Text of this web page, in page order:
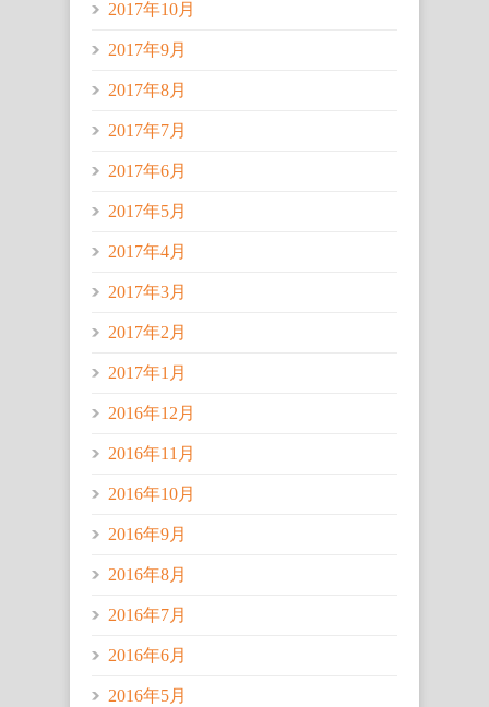
2017年10月
2017年9月
2017年8月
2017年7月
2017年6月
2017年5月
2017年4月
2017年3月
2017年2月
2017年1月
2016年12月
2016年11月
2016年10月
2016年9月
2016年8月
2016年7月
2016年6月
2016年5月